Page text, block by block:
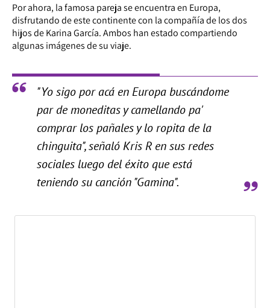
Por ahora, la famosa pareja se encuentra en Europa,
disfrutando de este continente con la compañía de los dos
hijos de Karina García. Ambos han estado compartiendo
algunas imágenes de su viaje.
"Yo sigo por acá en Europa buscándome
par de moneditas y camellando pa'
comprar los pañales y lo ropita de la
chinguita", señaló Kris R en sus redes
sociales luego del éxito que está
teniendo su canción "Gamina".